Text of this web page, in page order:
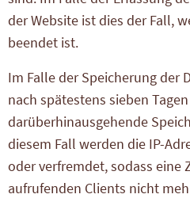
der Website ist dies der Fall,
beendet ist.
Im Falle der Speicherung der
nach spätestens sieben
darüberhinausgehende
diesem Fall werden die IP-
oder verfremdet, sodass eine
aufrufenden Clients nicht